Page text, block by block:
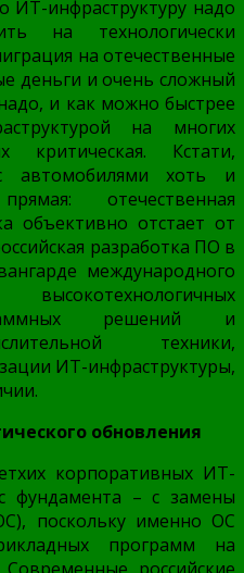
ИТ-инфраструктуру надо
на технологически
на отечественные
деньги и очень сложный
и как можно быстрее
на многих
критическая. Кстати,
автомобилями хоть и
отечественная
объективно отстает от
разработка ПО в
международного
решений и
техники,
ИТ-инфраструктуры,
обновления
корпоративных ИТ-
фундамента – с замены
поскольку именно ОС
программ на